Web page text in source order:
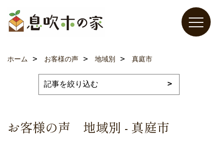
ホーム お客様の声 地域別 真庭市
お客様の声 地域別 - 真庭市